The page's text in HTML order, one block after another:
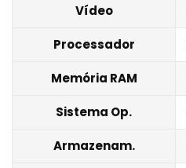
Vídeo
Processador
Memória RAM
Sistema Op.
Armazenam.